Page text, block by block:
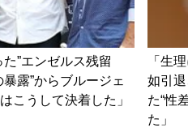
”エンゼルス残留
露”からブルージェ
こうして決着した」
「生
如引
た“性
た」